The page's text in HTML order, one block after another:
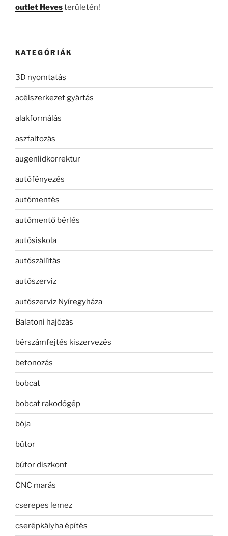
outlet Hevesterületén!
KATEGÓRIÁK
3D nyomtatás
acélszerkezet gyártás
alakformálás
aszfaltozás
augenlidkorrektur
autófényezés
autómentés
autómentő bérlés
autósiskola
autószállítás
autószerviz
autószerviz Nyíregyháza
Balatoni hajózás
bérszámfejtés kiszervezés
betonozás
bobcat
bobcat rakodógép
bója
bútor
bútor diszkont
CNC marás
cserepes lemez
cserépkályha építés